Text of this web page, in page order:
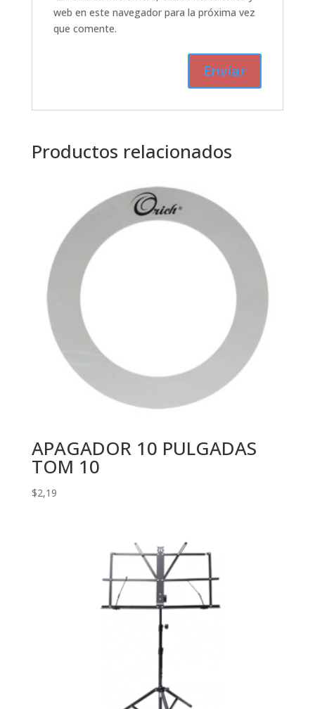
web en este navegador para la próxima vez
que comente.
Productos relacionados
APAGADOR 10 PULGADAS
TOM 10
$2,19